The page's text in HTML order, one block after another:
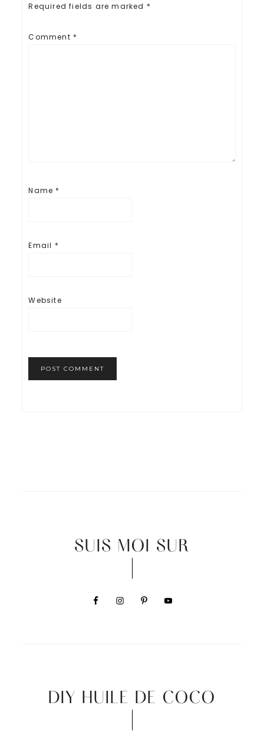
Required fields are marked *
Comment *
Name *
Email *
Website
SUIS MOI SUR
DIY HUILE DE COCO